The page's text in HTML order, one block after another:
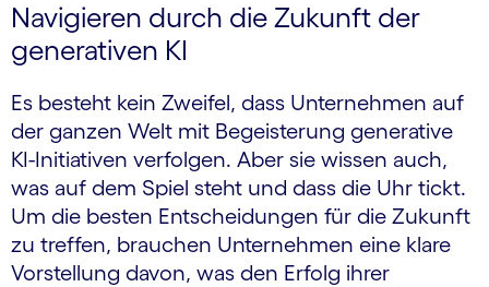
Navigieren durch die Zukunft der
generativen KI
Es besteht kein Zweifel, dass Unternehmen auf
der ganzen Welt mit Begeisterung generative
KI-Initiativen verfolgen. Aber sie wissen auch,
was auf dem Spiel steht und dass die Uhr tickt.
Um die besten Entscheidungen für die Zukunft
zu treffen, brauchen Unternehmen eine klare
Vorstellung davon, was den Erfolg ihrer